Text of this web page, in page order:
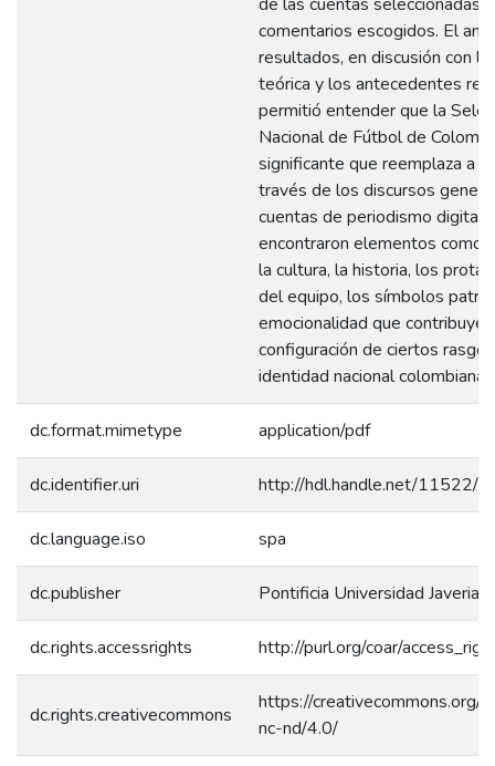
comentarios escogidos. El
resultados, en discusión con la
teórica y los antecedentes
permitió entender que la
Nacional de Fútbol de
significante que reemplaza a la
través de los discursos
cuentas de periodismo digital,
encontraron elementos como
la cultura, la historia, los
del equipo, los símbolos
emocionalidad que
configuración de ciertos
identidad nacional colombiana.
dc.format.mimetype application/pdf
dc.identifier.uri http://hdl.handle.net/11522/
dc.language.iso spa
dc.publisher Pontificia Universidad
dc.rights.accessrights http://purl.org/coar/
dc.rights.creativecommons
https://creativecommons.org/
nc-nd/4.0/